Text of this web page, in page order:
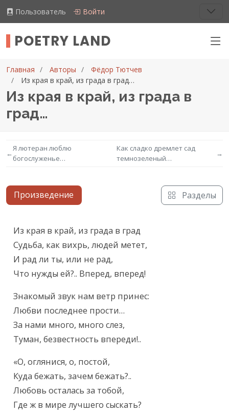
Пользователь Войти
POETRY LAND
Главная Авторы
Фёдор Тютчев
Из края в край, из града в град…
Из края в край, из града в
град…
←
Я лютеран люблю
богослуженье…
Как сладко дремлет сад
темнозеленый…
→
Произведение Разделы
Текст произведения
Из края в край, из града в град
Судьба, как вихрь, людей метет,
И рад ли ты, или не рад,
Что нужды ей?.. Вперед, вперед!
Знакомый звук нам ветр принес:
Любви последнее прости…
За нами много, много слез,
Туман, безвестность впереди!..
«О, оглянися, о, постой,
Куда бежать, зачем бежать?..
Любовь осталась за тобой,
Где ж в мире лучшего сыскать?